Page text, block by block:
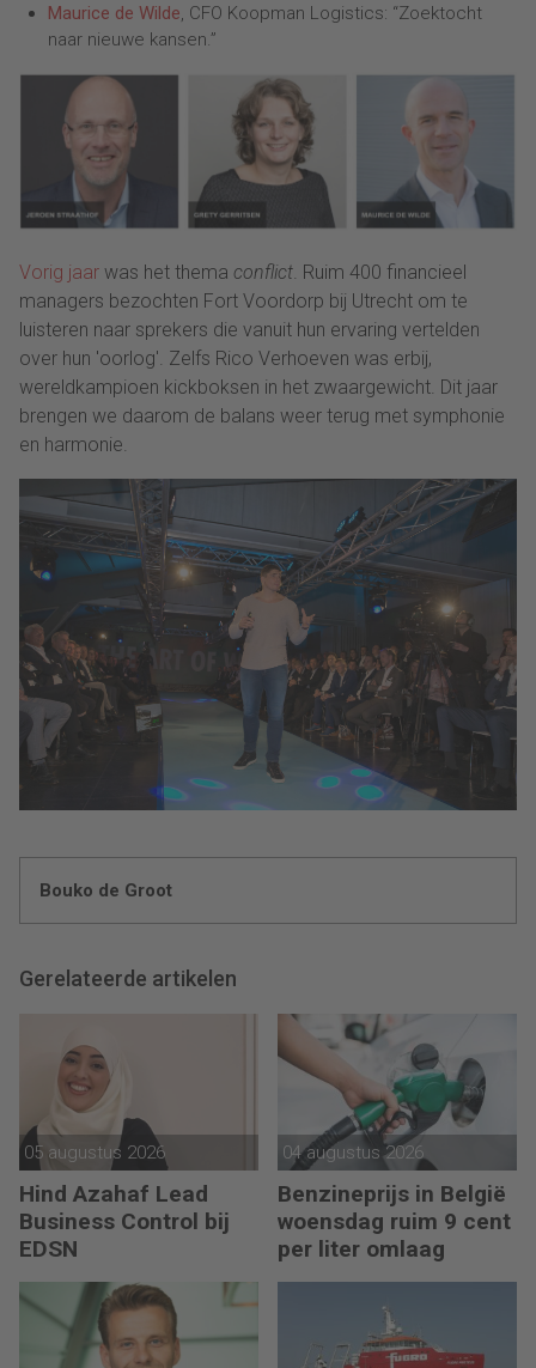
Maurice de Wilde , CFO Koopman Logistics: “Zoektocht
naar nieuwe kansen.”
Vorig jaar was het thema conflict. Ruim 400 financieel
managers bezochten Fort Voordorp bij Utrecht om te
luisteren naar sprekers die vanuit hun ervaring vertelden
over hun 'oorlog'. Zelfs Rico Verhoeven was erbij,
wereldkampioen kickboksen in het zwaargewicht. Dit jaar
brengen we daarom de balans weer terug met symphonie
en harmonie.
Bouko de Groot
Gerelateerde artikelen
05 augustus 2026
Hind Azahaf Lead
Business Control bij
EDSN
04 augustus 2026
Benzineprijs in België
woensdag ruim 9 cent
per liter omlaag